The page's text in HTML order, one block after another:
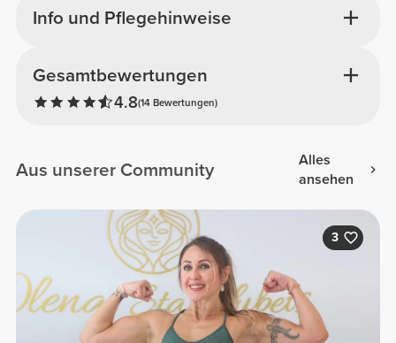
Info und Pflegehinweise
Gesamtbewertungen
4.8(14 Bewertungen)
Aus unserer Community
Alles
ansehen
3